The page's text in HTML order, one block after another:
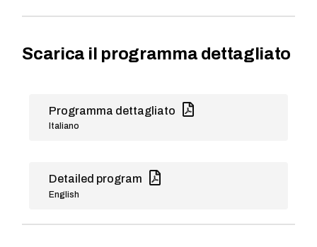
Scarica il programma dettagliato
Programma dettagliato
Italiano
Detailed program
English